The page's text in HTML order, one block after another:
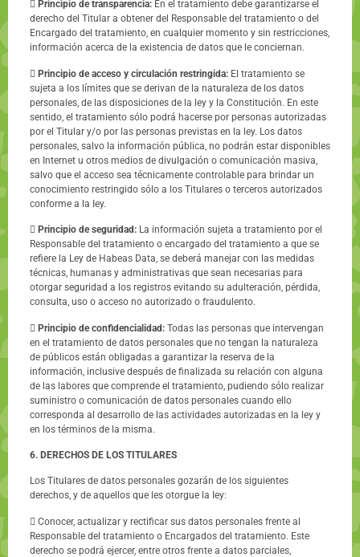
 Principio de transparencia: En el tratamiento debe garantizarse el
derecho del Titular a obtener del Responsable del tratamiento o del
Encargado del tratamiento, en cualquier momento y sin restricciones,
información acerca de la existencia de datos que le conciernan.
 Principio de acceso y circulación restringida: El tratamiento se
sujeta a los límites que se derivan de la naturaleza de los datos
personales, de las disposiciones de la ley y la Constitución. En este
sentido, el tratamiento sólo podrá hacerse por personas autorizadas
por el Titular y/o por las personas previstas en la ley. Los datos
personales, salvo la información pública, no podrán estar disponibles
en Internet u otros medios de divulgación o comunicación masiva,
salvo que el acceso sea técnicamente controlable para brindar un
conocimiento restringido sólo a los Titulares o terceros autorizados
conforme a la Iey.
 Principio de seguridad: La información sujeta a tratamiento por el
Responsable del tratamiento o encargado del tratamiento a que se
refiere la Ley de Habeas Data, se deberá manejar con las medidas
técnicas, humanas y administrativas que sean necesarias para
otorgar seguridad a los registros evitando su adulteración, pérdida,
consulta, uso o acceso no autorizado o fraudulento.
 Principio de confidencialidad: Todas las personas que intervengan
en el tratamiento de datos personales que no tengan la naturaleza
de públicos están obligadas a garantizar la reserva de la
información, inclusive después de finalizada su relación con alguna
de las labores que comprende el tratamiento, pudiendo sólo realizar
suministro o comunicación de datos personales cuando ello
corresponda al desarrollo de las actividades autorizadas en la ley y
en los términos de la misma.
6. DERECHOS DE LOS TITULARES
Los Titulares de datos personales gozarán de los siguientes
derechos, y de aquellos que les otorgue la Iey:
 Conocer, actualizar y rectificar sus datos personales frente al
Responsable del tratamiento o Encargados del tratamiento. Este
derecho se podrá ejercer, entre otros frente a datos parciales,